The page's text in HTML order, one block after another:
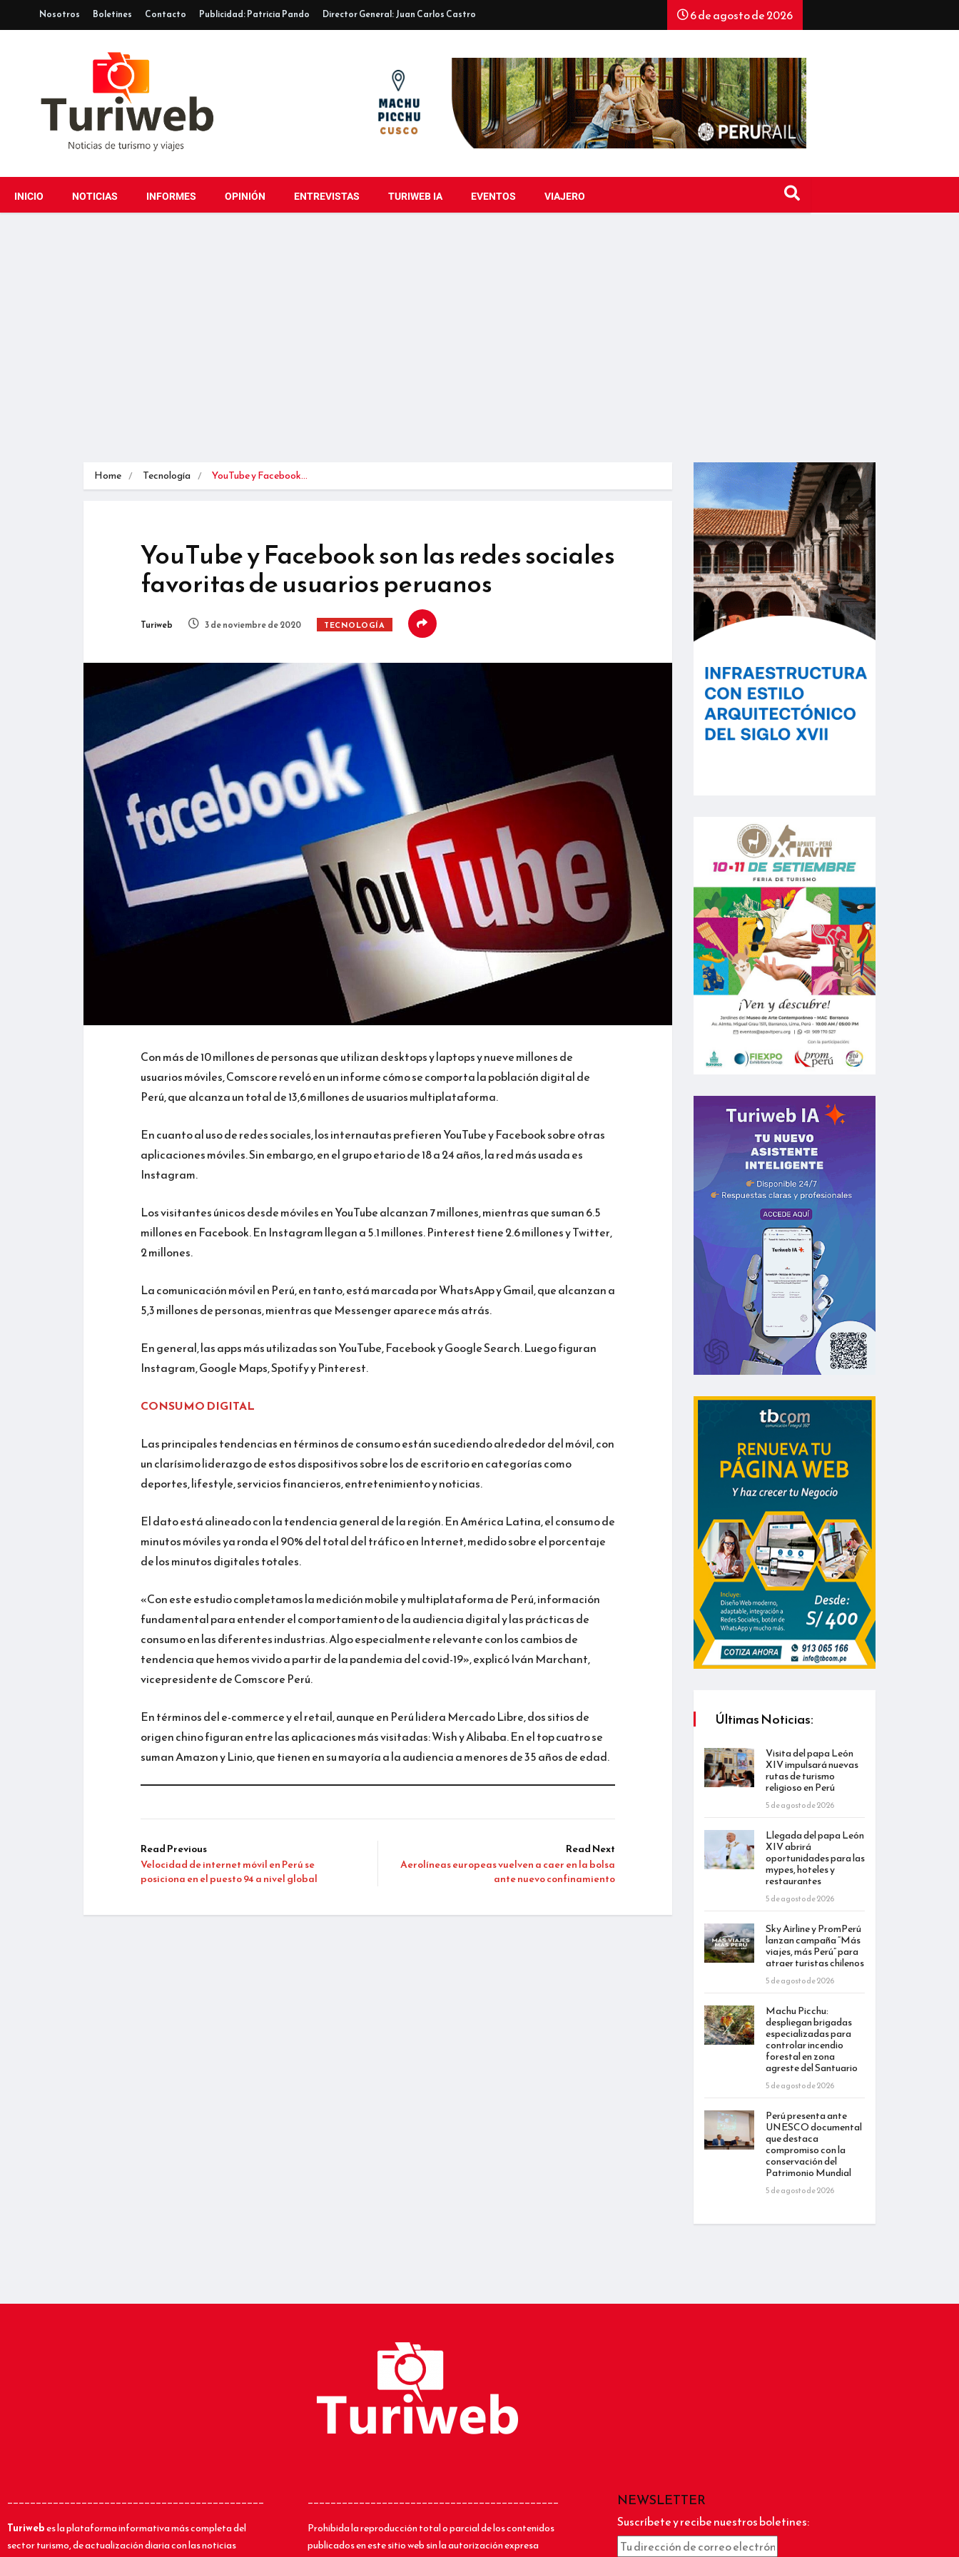
Nosotros Boletines Contacto Publicidad: Patricia Pando Director General: Juan Carlos Castro 6 de agosto de 2026
INICIO NOTICIAS INFORMES OPINIÓN ENTREVISTAS TURIWEB IA EVENTOS VIAJERO
Home Tecnología YouTube y Facebook…
YouTube y Facebook son las redes sociales
favoritas de usuarios peruanos
Turiweb 3 de noviembre de 2020 TECNOLOGÍA
Con más de 10 millones de personas que utilizan desktops y laptops y nueve millones de
usuarios móviles, Comscore reveló en un informe cómo se comporta la población digital de
Perú, que alcanza un total de 13,6 millones de usuarios multiplataforma.
En cuanto al uso de redes sociales, los internautas prefieren YouTube y Facebook sobre otras
aplicaciones móviles. Sin embargo, en el grupo etario de 18 a 24 años, la red más usada es
Instagram.
Los visitantes únicos desde móviles en YouTube alcanzan 7 millones, mientras que suman 6.5
millones en Facebook. En Instagram llegan a 5.1 millones. Pinterest tiene 2.6 millones y Twitter,
2 millones.
La comunicación móvil en Perú, en tanto, está marcada por WhatsApp y Gmail, que alcanzan a
5,3 millones de personas, mientras que Messenger aparece más atrás.
En general, las apps más utilizadas son YouTube, Facebook y Google Search. Luego figuran
Instagram, Google Maps, Spotify y Pinterest.
CONSUMO DIGITAL
Las principales tendencias en términos de consumo están sucediendo alrededor del móvil, con
un clarísimo liderazgo de estos dispositivos sobre los de escritorio en categorías como
deportes, lifestyle, servicios financieros, entretenimiento y noticias.
El dato está alineado con la tendencia general de la región. En América Latina, el consumo de
minutos móviles ya ronda el 90% del total del tráfico en Internet, medido sobre el porcentaje
de los minutos digitales totales.
«Con este estudio completamos la medición mobile y multiplataforma de Perú, información
fundamental para entender el comportamiento de la audiencia digital y las prácticas de
consumo en las diferentes industrias. Algo especialmente relevante con los cambios de
tendencia que hemos vivido a partir de la pandemia del covid-19», explicó Iván Marchant,
vicepresidente de Comscore Perú.
En términos del e-commerce y el retail, aunque en Perú lidera Mercado Libre, dos sitios de
origen chino figuran entre las aplicaciones más visitadas: Wish y Alibaba. En el top cuatro se
suman Amazon y Linio, que tienen en su mayoría a la audiencia a menores de 35 años de edad.
Read Previous
Velocidad de internet móvil en Perú se
posiciona en el puesto 94 a nivel global
Read Next
Aerolíneas europeas vuelven a caer en la bolsa
ante nuevo confinamiento
Últimas Noticias:
Visita del papa León
XIV impulsará nuevas
rutas de turismo
religioso en Perú
5 de agosto de 2026
Llegada del papa León
XIV abrirá
oportunidades para las
mypes, hoteles y
restaurantes
5 de agosto de 2026
Sky Airline y PromPerú
lanzan campaña “Más
viajes, más Perú” para
atraer turistas chilenos
5 de agosto de 2026
Machu Picchu:
despliegan brigadas
especializadas para
controlar incendio
forestal en zona
agreste del Santuario
5 de agosto de 2026
Perú presenta ante
UNESCO documental
que destaca
compromiso con la
conservación del
Patrimonio Mundial
5 de agosto de 2026
_____________________________________________
Turiwebes la plataforma informativa más completa del
sector turismo, de actualización diaria con las noticias
____________________________________________
Prohibida la reproducción total o parcial de los contenidos
publicados en este sitio web sin la autorización expresa
NEWSLETTER
Suscríbete y recibe nuestros boletines: